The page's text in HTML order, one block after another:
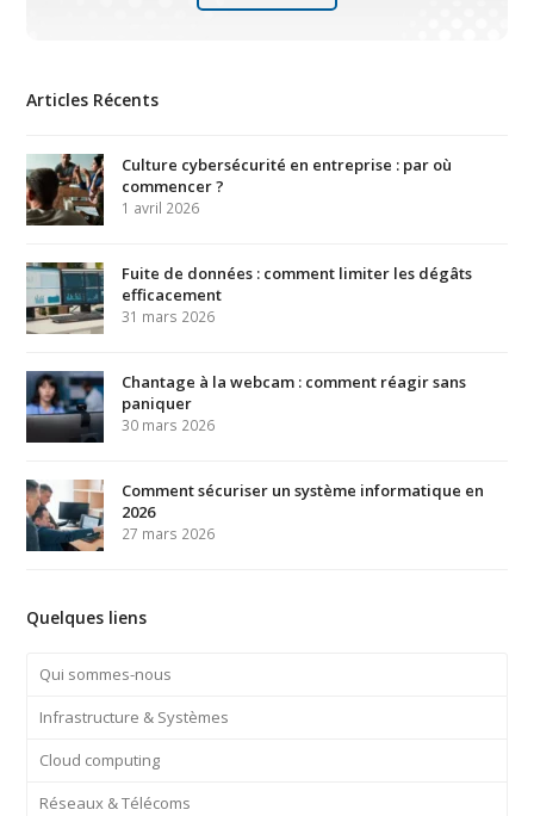
Articles Récents
Culture cybersécurité en entreprise : par où
commencer ?
1 avril 2026
Fuite de données : comment limiter les dégâts
efficacement
31 mars 2026
Chantage à la webcam : comment réagir sans
paniquer
30 mars 2026
Comment sécuriser un système informatique en
2026
27 mars 2026
Quelques liens
Qui sommes-nous
Infrastructure & Systèmes
Cloud computing
Réseaux & Télécoms